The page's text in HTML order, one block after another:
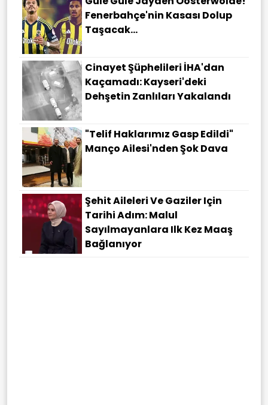
Fenerbahçe'nin Kasası Dolup
Taşacak...
Cinayet Şüphelileri İHA'dan
Kaçamadı: Kayseri'deki
Dehşetin Zanlıları Yakalandı
"Telif Haklarımız Gasp Edildi"
Manço Ailesi'nden Şok Dava
Şehit Aileleri Ve Gaziler Için
Tarihi Adım: Malul
Sayılmayanlara Ilk Kez Maaş
Bağlanıyor